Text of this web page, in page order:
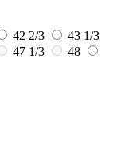
42 2/3
43 1/3
47 1/3
48